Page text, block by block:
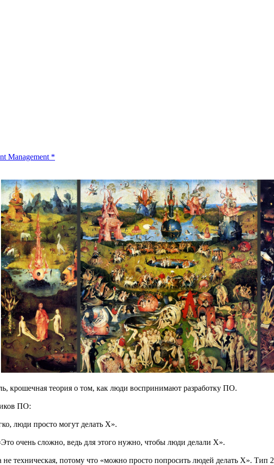
Management *
крошечная теория о том, как люди воспринимают разработку ПО.
ПО:
люди просто могут делать X».
очень сложно, ведь для этого нужно, чтобы люди делали X».
не техническая, потому что «можно просто попросить людей делать X». Тип